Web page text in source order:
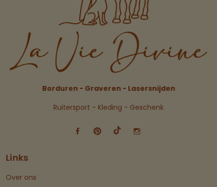
Borduren - Graveren - Lasersnijden
Ruitersport - Kleding - Geschenk
Links
Over ons